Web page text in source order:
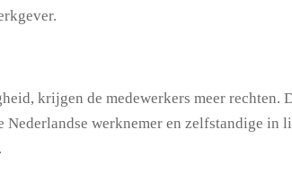
krijgen de medewerkers meer rechten.
Nederlandse werknemer en zelfstandige